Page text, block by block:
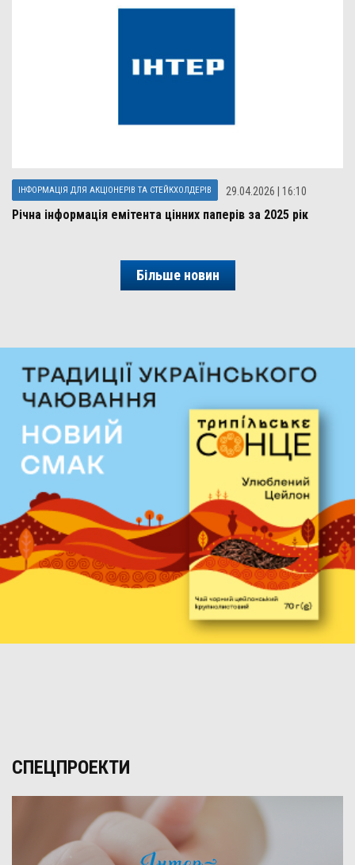
ІНФОРМАЦІЯ ДЛЯ АКЦІОНЕРІВ ТА СТЕЙКХОЛДЕРІВ 29.04.2026 | 16:10
Річна інформація емітента цінних паперів за 2025 рік
Більше новин
СПЕЦПРОЕКТИ